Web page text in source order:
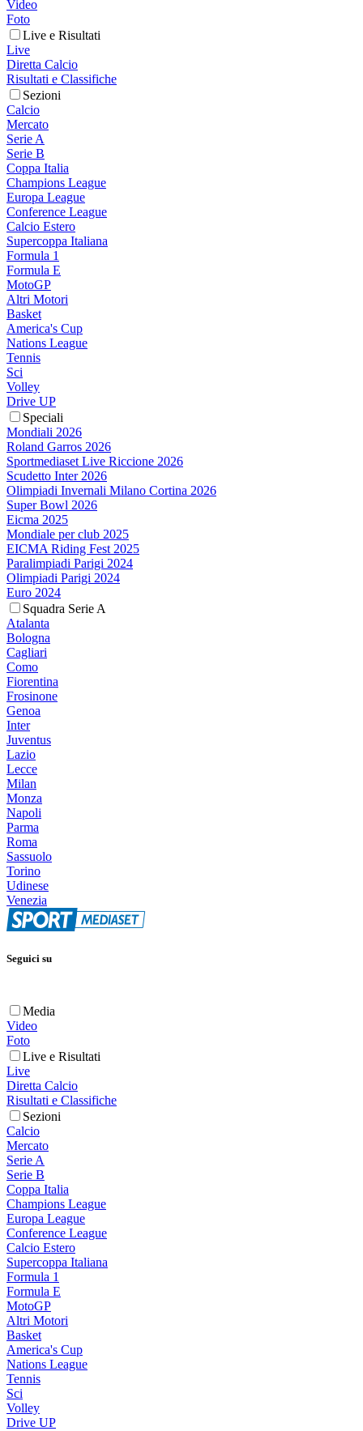
Video
Foto
Live e Risultati
Live
Diretta Calcio
Risultati e Classifiche
Sezioni
Calcio
Mercato
Serie A
Serie B
Coppa Italia
Champions League
Europa League
Conference League
Calcio Estero
Supercoppa Italiana
Formula 1
Formula E
MotoGP
Altri Motori
Basket
America's Cup
Nations League
Tennis
Sci
Volley
Drive UP
Speciali
Mondiali 2026
Roland Garros 2026
Sportmediaset Live Riccione 2026
Scudetto Inter 2026
Olimpiadi Invernali Milano Cortina 2026
Super Bowl 2026
Eicma 2025
Mondiale per club 2025
EICMA Riding Fest 2025
Paralimpiadi Parigi 2024
Olimpiadi Parigi 2024
Euro 2024
Squadra Serie A
Atalanta
Bologna
Cagliari
Como
Fiorentina
Frosinone
Genoa
Inter
Juventus
Lazio
Lecce
Milan
Monza
Napoli
Parma
Roma
Sassuolo
Torino
Udinese
Venezia
Seguici su
Media
Video
Foto
Live e Risultati
Live
Diretta Calcio
Risultati e Classifiche
Sezioni
Calcio
Mercato
Serie A
Serie B
Coppa Italia
Champions League
Europa League
Conference League
Calcio Estero
Supercoppa Italiana
Formula 1
Formula E
MotoGP
Altri Motori
Basket
America's Cup
Nations League
Tennis
Sci
Volley
Drive UP